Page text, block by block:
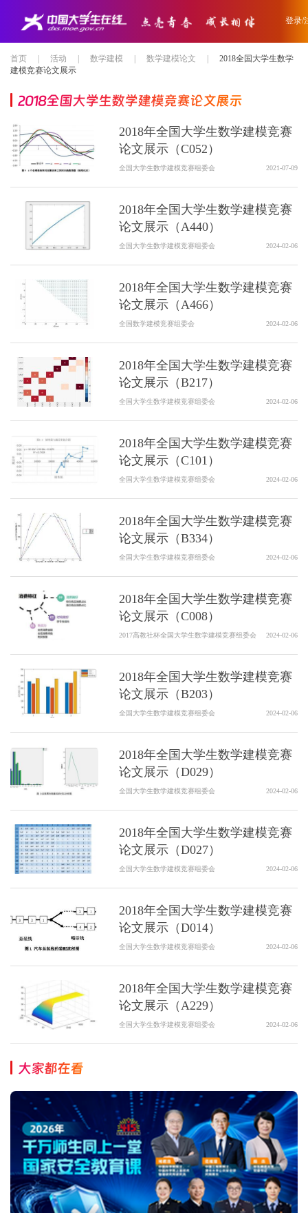
登录/
首页 活动 数学建模 数学建模论文
2018全国大学生数学
建模竞赛论文展示
2018全国大学生数学建模竞赛论文展示
2018年全国大学生数学建模竞赛
论文展示（C052）
全国大学生数学建模竞赛组委会 2021-07-09
2018年全国大学生数学建模竞赛
论文展示（A440）
全国大学生数学建模竞赛组委会 2024-02-06
2018年全国大学生数学建模竞赛
论文展示（A466）
全国数学建模竞赛组委会 2024-02-06
2018年全国大学生数学建模竞赛
论文展示（B217）
全国大学生数学建模竞赛组委会 2024-02-06
2018年全国大学生数学建模竞赛
论文展示（C101）
全国大学生数学建模竞赛组委会 2024-02-06
2018年全国大学生数学建模竞赛
论文展示（B334）
全国大学生数学建模竞赛组委会 2024-02-06
2018年全国大学生数学建模竞赛
论文展示（C008）
2017高教社杯全国大学生数学建模竞赛组委会 2024-02-06
2018年全国大学生数学建模竞赛
论文展示（B203）
全国大学生数学建模竞赛组委会 2024-02-06
2018年全国大学生数学建模竞赛
论文展示（D029）
全国大学生数学建模竞赛组委会 2024-02-06
2018年全国大学生数学建模竞赛
论文展示（D027）
全国大学生数学建模竞赛组委会 2024-02-06
2018年全国大学生数学建模竞赛
论文展示（D014）
全国大学生数学建模竞赛组委会 2024-02-06
2018年全国大学生数学建模竞赛
论文展示（A229）
全国大学生数学建模竞赛组委会 2024-02-06
大家都在看